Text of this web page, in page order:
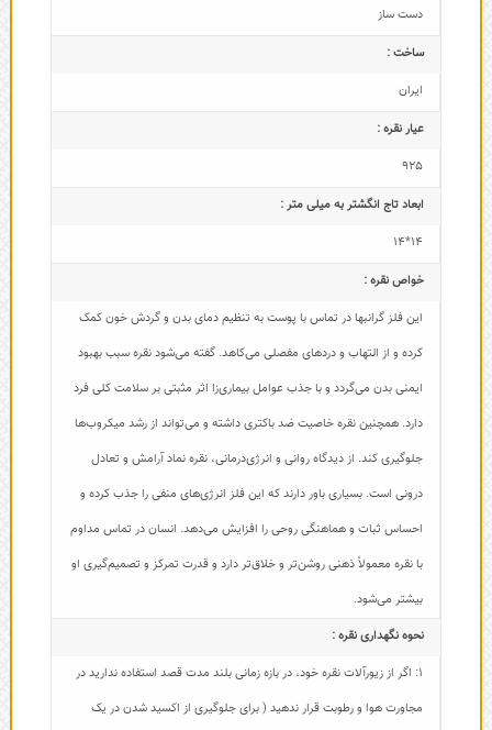
دست ساز
ساخت :
ایران
عیار نقره :
925
ابعاد تاج‌ انگشتر به میلی متر :
14*14
خواص نقره :
این فلز گرانبها در تماس با پوست به تنظیم دمای بدن و گردش خون کمک
کرده و از التهاب و دردهای مفصلی می‌کاهد. گفته می‌شود نقره سبب بهبود
ایمنی بدن می‌گردد و با جذب عوامل بیماری‌زا اثر مثبتی بر سلامت کلی فرد
دارد. همچنین نقره خاصیت ضد باکتری داشته و می‌تواند از رشد میکروب‌ها
جلوگیری کند. از دیدگاه روانی و انرژی‌درمانی، نقره نماد آرامش و تعادل
درونی است. بسیاری باور دارند که این فلز انرژی‌های منفی را جذب کرده و
احساس ثبات و هماهنگی روحی را افزایش می‌دهد. انسان در تماس مداوم
با نقره معمولاً ذهنی روشن‌تر و خلاق‌تر دارد و قدرت تمرکز و تصمیم‌گیری او
بیشتر می‌شود.
نحوه نگهداری نقره :
1: اگر از زیورآلات نقره خود، در بازه زمانی بلند مدت قصد استفاده ندارید در
مجاورت هوا و رطوبت قرار ندهید ( برای جلوگیری از اکسید شدن در یک